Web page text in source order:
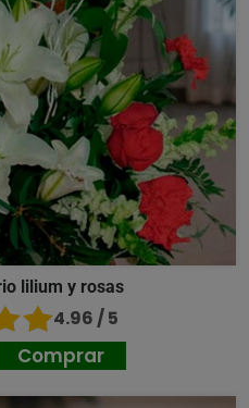
lilium y rosas
4.96 / 5
Comprar